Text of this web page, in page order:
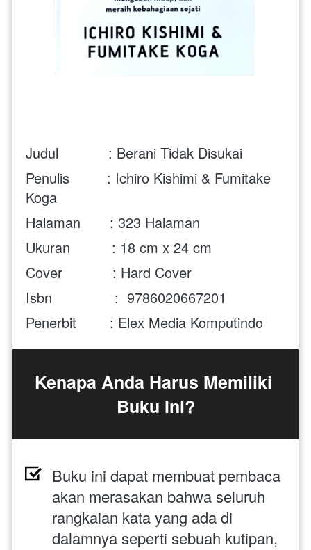
Judul            : Berani Tidak Disukai
Penulis         : Ichiro Kishimi & Fumitake
Koga
Halaman       : 323 Halaman
Ukuran          : 18 cm x 24 cm
Cover            : Hard Cover
Isbn               : 9786020667201
Penerbit        : Elex Media Komputindo
Kenapa Anda Harus Memiliki
Buku Ini?
Buku ini dapat membuat pembaca
akan merasakan bahwa seluruh
rangkaian kata yang ada di
dalamnya seperti sebuah kutipan,